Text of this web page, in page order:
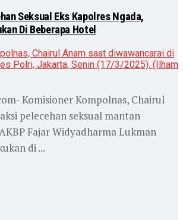
Seksual Eks Kapolres Ngada,
Di Beberapa Hotel
Komisioner Kompolnas, Chairul
pelecehan seksual mantan
Fajar Widyadharma Lukman
di ...